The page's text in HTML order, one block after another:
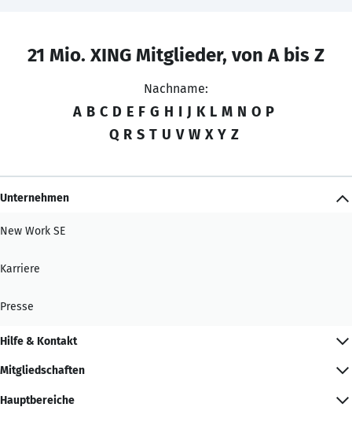
21 Mio. XING Mitglieder, von A bis Z
Nachname:
A B C D E F G H I J K L M N O P
Q R S T U V W X Y Z
Unternehmen
New Work SE
Karriere
Presse
Hilfe & Kontakt
Mitgliedschaften
Hauptbereiche